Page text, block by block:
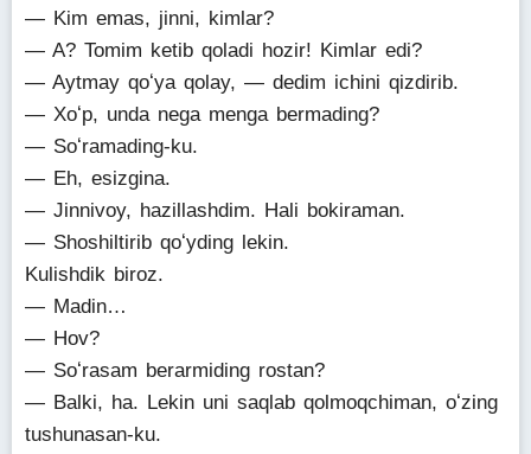
— Kim emas, jinni, kimlar?
— A? Tomim ketib qoladi hozir! Kimlar edi?
— Aytmay qoʻya qolay, — dedim ichini qizdirib.
— Xoʻp, unda nega menga bermading?
— Soʻramading-ku.
— Eh, esizgina.
— Jinnivoy, hazillashdim. Hali bokiraman.
— Shoshiltirib qoʻyding lekin.
Kulishdik biroz.
— Madin…
— Hov?
— Soʻrasam berarmiding rostan?
— Balki, ha. Lekin uni saqlab qolmoqchiman, oʻzing
tushunasan-ku.